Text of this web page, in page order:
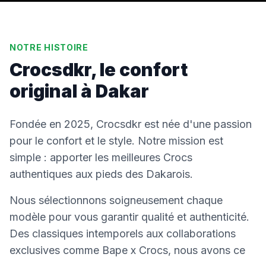
NOTRE HISTOIRE
Crocsdkr, le confort
original à Dakar
Fondée en 2025, Crocsdkr est née d'une passion
pour le confort et le style. Notre mission est
simple : apporter les meilleures Crocs
authentiques aux pieds des Dakarois.
Nous sélectionnons soigneusement chaque
modèle pour vous garantir qualité et authenticité.
Des classiques intemporels aux collaborations
exclusives comme Bape x Crocs, nous avons ce